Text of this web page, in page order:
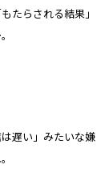
たらされる結果」
遅い」みたいな嫌